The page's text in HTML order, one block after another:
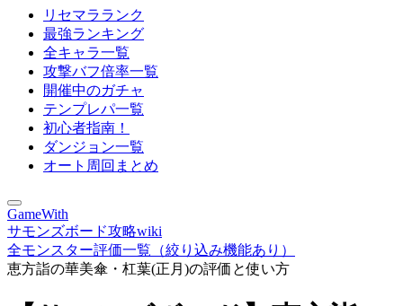
リセマラランク
最強ランキング
全キャラ一覧
攻撃バフ倍率一覧
開催中のガチャ
テンプレパ一覧
初心者指南！
ダンジョン一覧
オート周回まとめ
GameWith
サモンズボード攻略wiki
全モンスター評価一覧（絞り込み機能あり）
恵方詣の華美傘・杠葉(正月)の評価と使い方